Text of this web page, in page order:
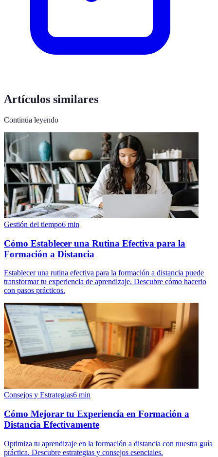
Artículos similares
Continúa leyendo
Gestión del tiempo6 min
Cómo Establecer una Rutina Efectiva para la
Formación a Distancia
Establecer una rutina efectiva para la formación a distancia puede
transformar tu experiencia de aprendizaje. Descubre cómo hacerlo
con pasos prácticos.
Consejos y Estrategias6 min
Cómo Mejorar tu Experiencia en Formación a
Distancia Efectivamente
Optimiza tu aprendizaje en la formación a distancia con nuestra guía
práctica. Descubre estrategias y consejos esenciales.